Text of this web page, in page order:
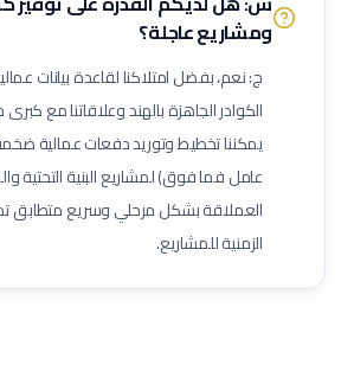
مشغل اختبارات أحمال
فني وصول بالحبال (Rope Access)
مهندس تشغيل وتدشين
كبير مهندسين بحريين
مدير مشاريع
مهندس موقع
مسؤول سلامة
حاسب كميات
طاهي / شيف محترف
مقدم
مشرف خدمات غرف
عامل نظافة تجارية عامل
ومشاريع عاجلة؟
ج: نعم، بفضل امتلاكنا لقاعدة بيانات
الكوادر الجاهزة بالهند وعلاقاتنا مع كبرى
عامل فما فوق) لمشاريع البنية التحتية
العملاقة بشكل مرحلي وسريع متطابق
الزمنية للمشاريع.